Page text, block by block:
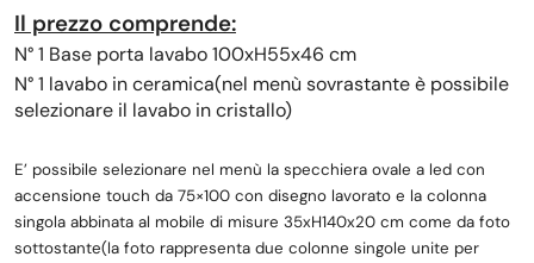
Il prezzo comprende:
N° 1 Base porta lavabo 100xH55x46 cm
N° 1 lavabo in ceramica(nel menù sovrastante è possibile
selezionare il lavabo in cristallo)
E’ possibile selezionare nel menù la specchiera ovale a led con
accensione touch da 75×100 con disegno lavorato e la colonna
singola abbinata al mobile di misure 35xH140x20 cm come da foto
sottostante(la foto rappresenta due colonne singole unite per